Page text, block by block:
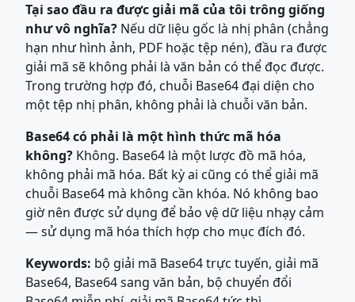
Tại sao đầu ra được giải mã của tôi trông giống
như vô nghĩa? Nếu dữ liệu gốc là nhị phân (chẳng
hạn như hình ảnh, PDF hoặc tệp nén), đầu ra được
giải mã sẽ không phải là văn bản có thể đọc được.
Trong trường hợp đó, chuỗi Base64 đại diện cho
một tệp nhị phân, không phải là chuỗi văn bản.
Base64 có phải là một hình thức mã hóa
không? Không. Base64 là một lược đồ mã hóa,
không phải mã hóa. Bất kỳ ai cũng có thể giải mã
chuỗi Base64 mà không cần khóa. Nó không bao
giờ nên được sử dụng để bảo vệ dữ liệu nhạy cảm
— sử dụng mã hóa thích hợp cho mục đích đó.
Keywords: bộ giải mã Base64 trực tuyến, giải mã
Base64, Base64 sang văn bản, bộ chuyển đổi